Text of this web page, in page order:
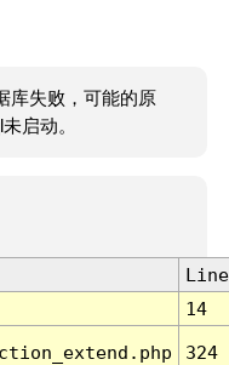
库失败，可能的原
启动。
Line
14
324